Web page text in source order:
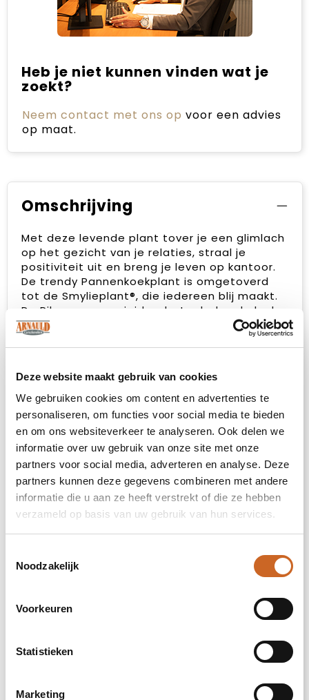
Deze website maakt gebruik van cookies
We gebruiken cookies om content en advertenties te
personaliseren, om functies voor social media te bieden
en om ons websiteverkeer te analyseren. Ook delen we
informatie over uw gebruik van onze site met onze
partners voor social media, adverteren en analyse. Deze
partners kunnen deze gegevens combineren met andere
informatie die u aan ze heeft verstrekt of die ze hebben
verzameld op basis van uw gebruik van hun services.
Noodzakelijk
Voorkeuren
Statistieken
Marketing
Heb je niet kunnen vinden wat je
zoekt?
Neem contact met ons op voor een advies
op maat.
Omschrijving
Met deze levende plant tover je een glimlach
op het gezicht van je relaties, straal je
positiviteit uit en breng je leven op kantoor.
De trendy Pannenkoekplant is omgetoverd
tot de Smylieplant®, die iedereen blij maakt.
De Pilea peperomioides, beter bekend als de
Pannenkoekplant, is weer helemaal terug van
weggeweest. Deze bekende plant heeft 3
genoemd, omdat zowel planten zelf als
lachen goed zijn voor de gezondheid.
Wanneer deze plant voldoende water en licht
krijgt, kan hij heel lang meegaan. De smileys
en logo's blijven op de plant staan, tenzij het
blad waarop ze staan afvalt. Dit is een
normaal verschijnsel bij planten, maar dit kan
wel enige tijd duren.
Het is uiteraard mogelijk om de Smylieplant®
aanbrengen van de smileys of logo's geen
invloed op de levensduur. Hiermee kun je jouw
op één of alle bladeren van de Smylieplant®,
wat een unieke indruk achterlaat. Bovendien
plantlabel te personaliseren, de plantenpot
te bedrukken of een gepersonaliseerd kaartje
op iemands gezicht toveren en positiviteit